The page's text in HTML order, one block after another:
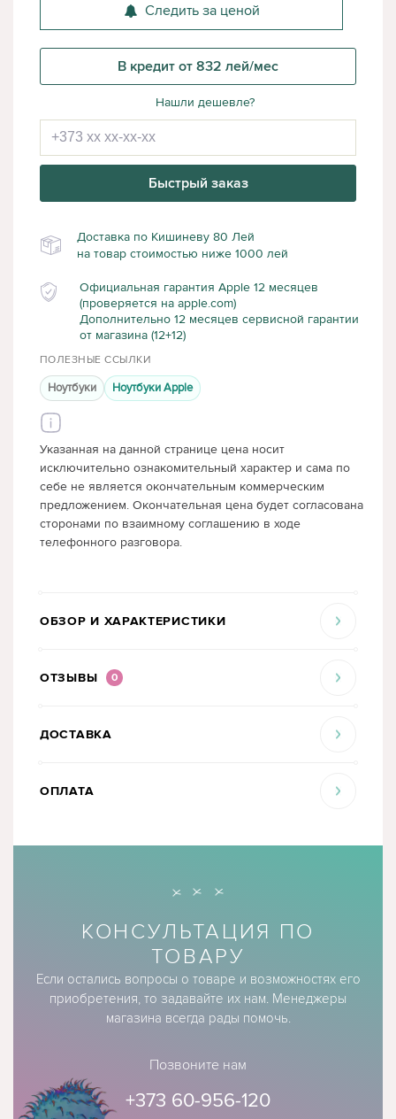
Следить за ценой
В кредит от 832 лей/мес
Нашли дешевле?
Быстрый заказ
Доставка по Кишиневу 80 Лей
на товар стоимостью ниже 1000 лей
Официальная гарантия Apple 12 месяцев
(проверяется на apple.com)
Дополнительно 12 месяцев сервисной гарантии
от магазина (12+12)
ПОЛЕЗНЫЕ ССЫЛКИ
Ноутбуки Ноутбуки Apple
Указанная на данной странице цена носит
исключительно ознакомительный характер и сама по
себе не является окончательным коммерческим
предложением. Окончательная цена будет согласована
сторонами по взаимному соглашению в ходе
телефонного разговора.
ОБЗОР И ХАРАКТЕРИСТИКИ
ОТЗЫВЫ 0
ДОСТАВКА
ОПЛАТА
КОНСУЛЬТАЦИЯ ПО
ТОВАРУ
Если остались вопросы о товаре и возможностях его
приобретения, то задавайте их нам. Менеджеры
магазина всегда рады помочь.
Позвоните нам
+373 60-956-120